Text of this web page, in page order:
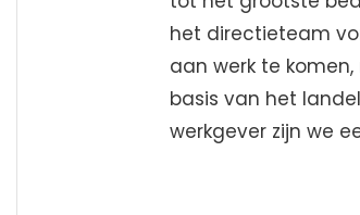
het directieteam
aan werk te
basis van het
werkgever zijn we